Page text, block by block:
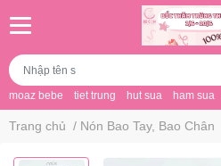
moaz bebe tiet trung hut sua ham sua
Trang chủ / Nón Bao Tay, Bao Chân